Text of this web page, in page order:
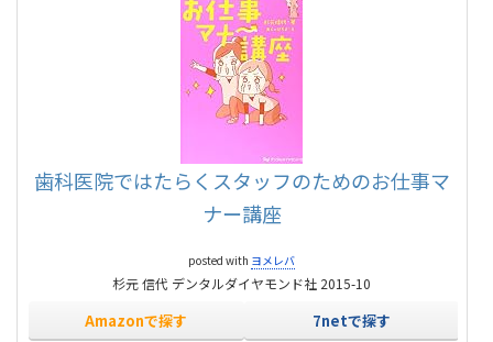
歯科医院ではたらくスタッフのためのお仕事マ
ナー講座
posted with ヨメレバ
杉元 信代 デンタルダイヤモンド社 2015-10
Amazonで探す 7netで探す